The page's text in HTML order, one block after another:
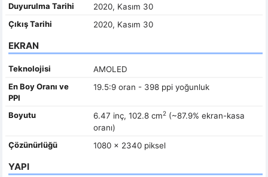
Duyurulma Tarihi
2020, Kasım 30
Çıkış Tarihi
2020, Kasım 30
EKRAN
Teknolojisi
AMOLED
En Boy Oranı ve
PPI
19.5:9 oran - 398 ppi yoğunluk
Boyutu 6.47 inç, 102.8 cm2(~87.9% ekran-kasa
oranı)
Çözünürlüğü
1080 x 2340 piksel
YAPI